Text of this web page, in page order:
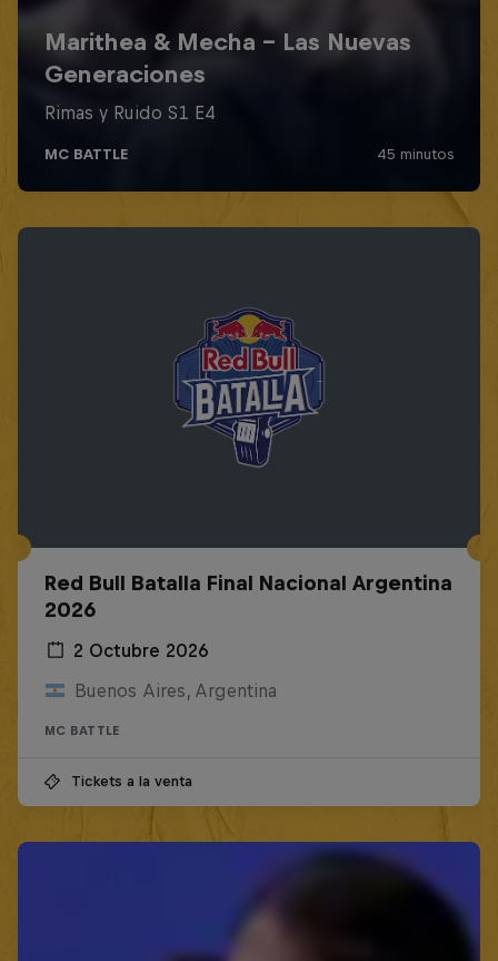
Red Bull Batalla Final Nacional Argentina
2026
2 Octubre 2026
Buenos Aires, Argentina
MC BATTLE
Tickets a la venta